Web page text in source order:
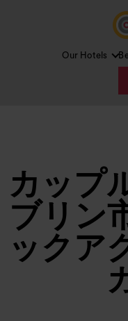
Our Hotels
カップ
ブリン
ックア